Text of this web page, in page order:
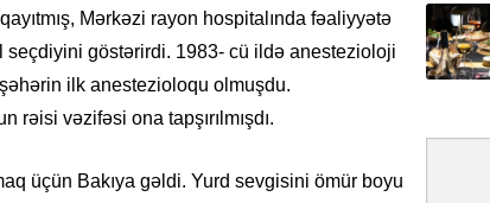
Mərkəzi rayon hospitalında fəaliyyətə
seçdiyini göstərirdi. 1983- cü ildə anestezioloji
ilk anestezioloqu olmuşdu.
vəzifəsi ona tapşırılmışdı.
üçün Bakıya gəldi. Yurd sevgisini ömür boyu
Yeni